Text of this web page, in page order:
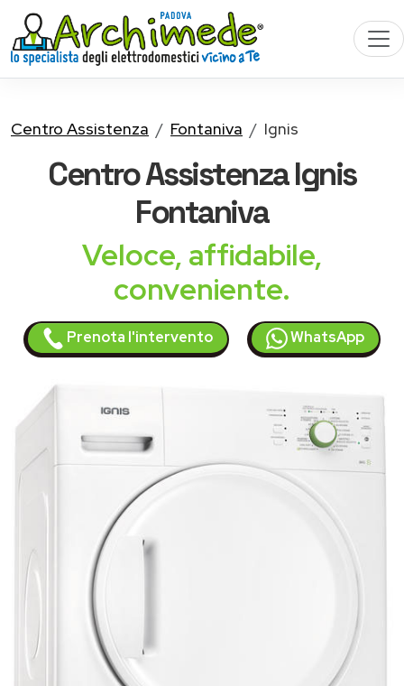
Centro Assistenza Fontaniva Ignis
Centro AssistenzaIgnis
Fontaniva
Veloce, affidabile,
conveniente.
Prenota l'intervento WhatsApp